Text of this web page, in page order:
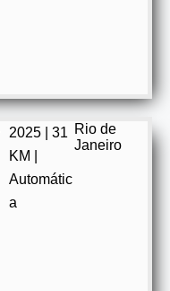
2025 | 31
KM |
Automátic
a
Rio de
Janeiro